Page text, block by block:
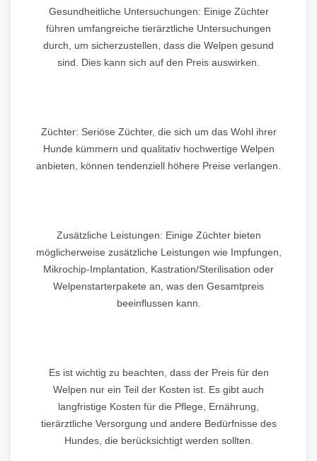
Gesundheitliche Untersuchungen: Einige Züchter
führen umfangreiche tierärztliche Untersuchungen
durch, um sicherzustellen, dass die Welpen gesund
sind. Dies kann sich auf den Preis auswirken.
Züchter: Seriöse Züchter, die sich um das Wohl ihrer
Hunde kümmern und qualitativ hochwertige Welpen
anbieten, können tendenziell höhere Preise verlangen.
Zusätzliche Leistungen: Einige Züchter bieten
möglicherweise zusätzliche Leistungen wie Impfungen,
Mikrochip-Implantation, Kastration/Sterilisation oder
Welpenstarterpakete an, was den Gesamtpreis
beeinflussen kann.
Es ist wichtig zu beachten, dass der Preis für den
Welpen nur ein Teil der Kosten ist. Es gibt auch
langfristige Kosten für die Pflege, Ernährung,
tierärztliche Versorgung und andere Bedürfnisse des
Hundes, die berücksichtigt werden sollten.